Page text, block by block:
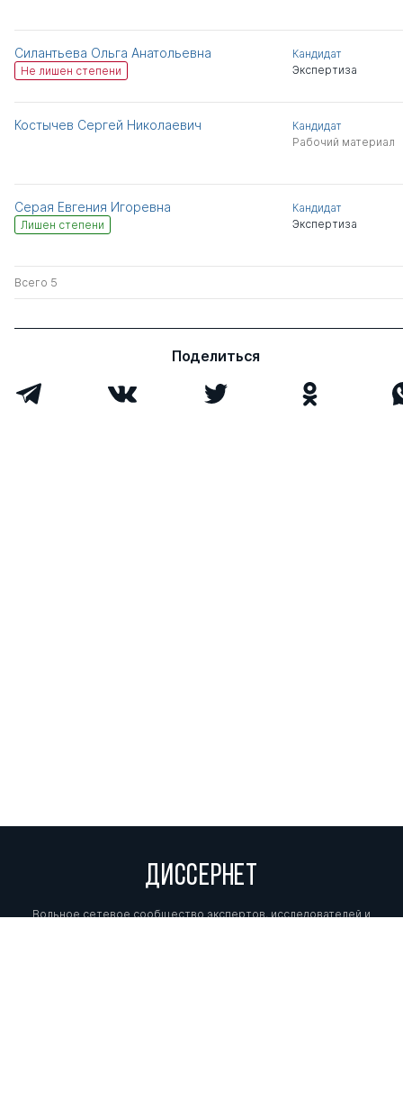
Силантьева Ольга Анатольевна
Не лишен степени
Кандидат
Экспертиза
Костычев Сергей Николаевич
Кандидат
Рабочий материал
Серая Евгения Игоревна
Лишен степени
Кандидат
Экспертиза
Всего 5
Поделиться
ДИССЕРНЕТ
Вольное сетевое сообщество экспертов, исследователей и